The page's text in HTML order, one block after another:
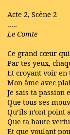
Acte 2, Scène 2
.....
Le Comte
Ce grand cœur
Par tes yeux,
Et croyant voir en
Mon âme avec
Je sais ta
Que tous ses
Qu’ils n’ont
Que ta haute
Et que voulant